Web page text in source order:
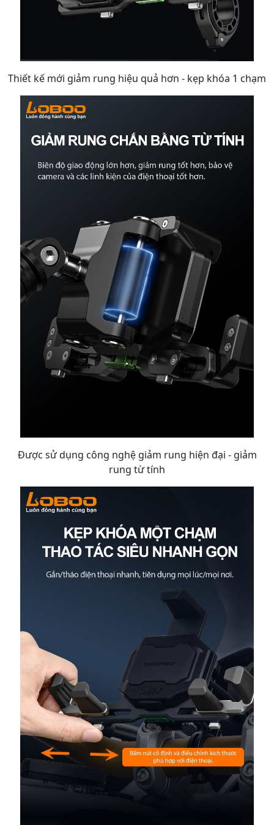
Thiết kế mới giảm rung hiệu quả hơn - kẹp khóa 1 chạm
Được sử dụng công nghệ giảm rung hiện đại - giảm
rung từ tính